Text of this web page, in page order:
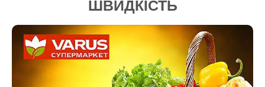
Доставити товар клієнту
АТБ доставка
Сільпо доставка
Варус доставка
ШВИДКІСТЬ
Лука-Мелешківська
Львів
Малин
Марганець
Миргород
Мукачево